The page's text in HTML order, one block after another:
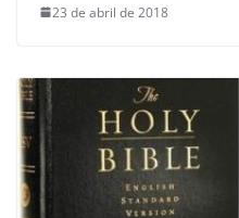
23 de abril de 2018